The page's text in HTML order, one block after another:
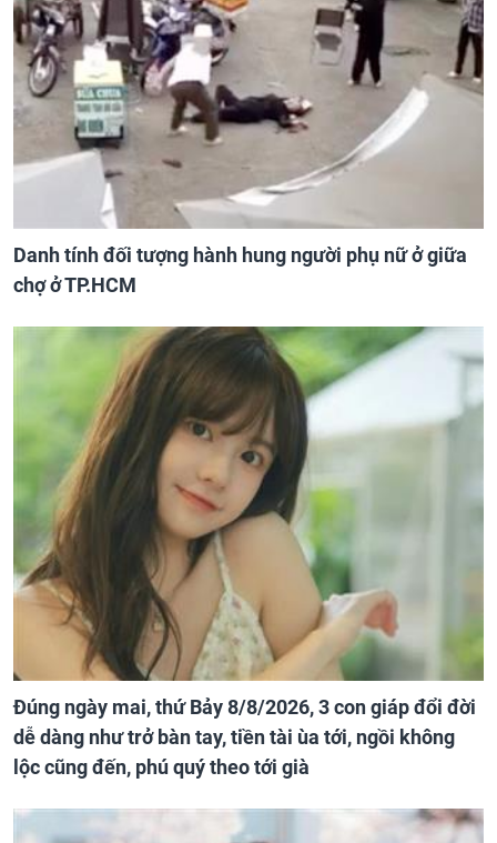
Danh tính đối tượng hành hung người phụ nữ ở giữa
chợ ở TP.HCM
Đúng ngày mai, thứ Bảy 8/8/2026, 3 con giáp đổi đời
dễ dàng như trở bàn tay, tiền tài ùa tới, ngồi không
lộc cũng đến, phú quý theo tới già